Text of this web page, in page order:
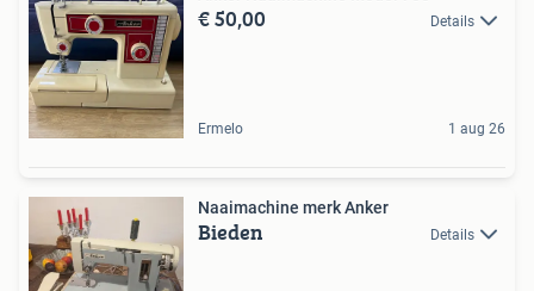
€ 50,00 Details
Ermelo 1 aug 26
Naaimachine merk Anker
Bieden Details